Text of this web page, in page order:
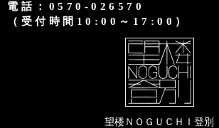
電話：0570-026570
（受付時間10:00～17:00）
望楼ＮＯＧＵＣＨＩ登別